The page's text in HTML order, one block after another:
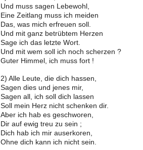
Und muss sagen Lebewohl,
Eine Zeitlang muss ich meiden
Das, was mich erfreuen soll.
Und mit ganz betrübtem Herzen
Sage ich das letzte Wort.
Und mit wem soll ich noch scherzen ?
Guter Himmel, ich muss fort !
2) Alle Leute, die dich hassen,
Sagen dies und jenes mir,
Sagen all, ich soll dich lassen
Soll mein Herz nicht schenken dir.
Aber ich hab es geschworen,
Dir auf ewig treu zu sein ;
Dich hab ich mir auserkoren,
Ohne dich kann ich nicht sein.